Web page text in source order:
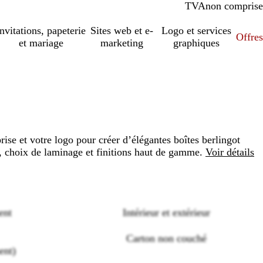
TVAcomprise
non comprise
papeterie
et mariage
Sites web et e-
marketing
Logo et services
graphiques
Offres
et votre logo pour créer d’élégantes boîtes berlingot
choix de laminage et finitions haut de gamme. Voir détails
Intérieur et extérieur
Carton non couché